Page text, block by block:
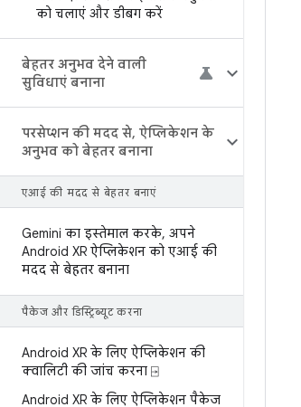
को चलाएं और डीबग करें
बेहतर अनुभव देने वाली
सुविधाएं बनाना
परसेप्शन की मदद से, ऐप्लिकेशन के
अनुभव को बेहतर बनाना
एआई की मदद से बेहतर बनाएं
Gemini का इस्तेमाल करके, अपने
Android XR ऐप्लिकेशन को एआई की
मदद से बेहतर बनाना
पैकेज और डिस्ट्रिब्यूट करना
Android XR के लिए ऐप्लिकेशन की
क्वालिटी की जांच करना ⍈
Android XR के लिए ऐप्लिकेशन पैकेज